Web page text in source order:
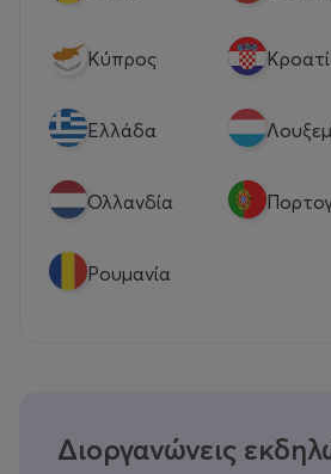
Κύπρος
Eλλάδα
Ολλανδία
Ρουμανία
Διοργανώνεις